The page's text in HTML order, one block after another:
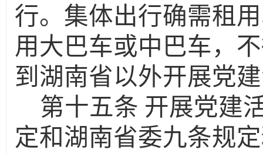
行。集体出行确需租
用大巴车或中巴车，
到湖南省以外开展党
第十五条 开展党建
定和湖南省委九条规